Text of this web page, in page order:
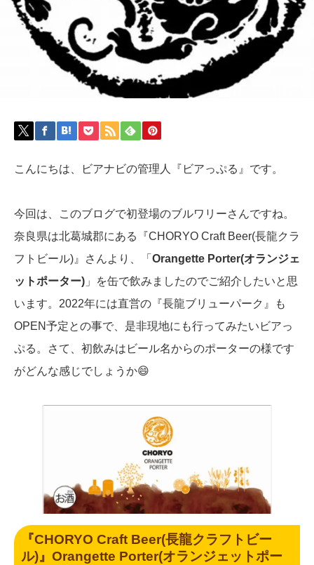
こんにちは、ビアナビの管理人『ビアっぷる』です。
今回は、このブログで初登場のブルワリーさんですね。
奈良県は北葛城郡にある『CHORYO Craft Beer(長龍クラ
フトビール)』さんより、「 Orangette Porter(オランジェ
ットポーター) 」を缶で飲みましたのでご紹介したいと思
います。2022年には直営の『長龍ブリューパーク』も
OPEN予定との事で、是非現地にも行ってみたいビアっ
ぷる。さて、初飲みはビール名からのポーターの様です
がどんな感じでしょうか😄
『CHORYO Craft Beer(長龍クラフトビー
ル)』Orangette Porter(オランジェットポー